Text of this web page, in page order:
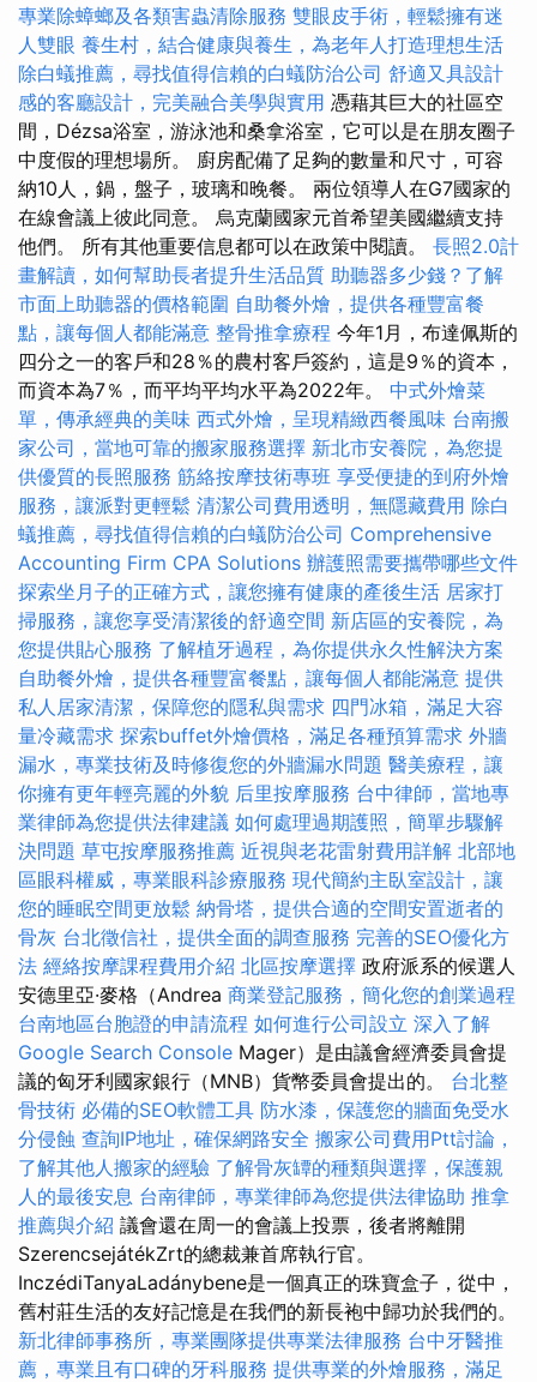
專業除蟑螂及各類害蟲清除服務 雙眼皮手術，輕鬆擁有迷
人雙眼 養生村，結合健康與養生，為老年人打造理想生活
除白蟻推薦，尋找值得信賴的白蟻防治公司 舒適又具設計
感的客廳設計，完美融合美學與實用 憑藉其巨大的社區空
間，Dézsa浴室，游泳池和桑拿浴室，它可以是在朋友圈子
中度假的理想場所。 廚房配備了足夠的數量和尺寸，可容
納10人，鍋，盤子，玻璃和晚餐。 兩位領導人在G7國家的
在線會議上彼此同意。 烏克蘭國家元首希望美國繼續支持
他們。 所有其他重要信息都可以在政策中閱讀。 長照2.0計
畫解讀，如何幫助長者提升生活品質 助聽器多少錢？了解
市面上助聽器的價格範圍 自助餐外燴，提供各種豐富餐
點，讓每個人都能滿意 整骨推拿療程 今年1月，布達佩斯的
四分之一的客戶和28％的農村客戶簽約，這是9％的資本，
而資本為7％，而平均平均水平為2022年。 中式外燴菜
單，傳承經典的美味 西式外燴，呈現精緻西餐風味 台南搬
家公司，當地可靠的搬家服務選擇 新北市安養院，為您提
供優質的長照服務 筋絡按摩技術專班 享受便捷的到府外燴
服務，讓派對更輕鬆 清潔公司費用透明，無隱藏費用 除白
蟻推薦，尋找值得信賴的白蟻防治公司 Comprehensive
Accounting Firm CPA Solutions 辦護照需要攜帶哪些文件
探索坐月子的正確方式，讓您擁有健康的產後生活 居家打
掃服務，讓您享受清潔後的舒適空間 新店區的安養院，為
您提供貼心服務 了解植牙過程，為你提供永久性解決方案
自助餐外燴，提供各種豐富餐點，讓每個人都能滿意 提供
私人居家清潔，保障您的隱私與需求 四門冰箱，滿足大容
量冷藏需求 探索buffet外燴價格，滿足各種預算需求 外牆
漏水，專業技術及時修復您的外牆漏水問題 醫美療程，讓
你擁有更年輕亮麗的外貌 后里按摩服務 台中律師，當地專
業律師為您提供法律建議 如何處理過期護照，簡單步驟解
決問題 草屯按摩服務推薦 近視與老花雷射費用詳解 北部地
區眼科權威，專業眼科診療服務 現代簡約主臥室設計，讓
您的睡眠空間更放鬆 納骨塔，提供合適的空間安置逝者的
骨灰 台北徵信社，提供全面的調查服務 完善的SEO優化方
法 經絡按摩課程費用介紹 北區按摩選擇 政府派系的候選人
安德里亞·麥格（Andrea 商業登記服務，簡化您的創業過程
台南地區台胞證的申請流程 如何進行公司設立 深入了解
Google Search Console Mager）是由議會經濟委員會提
議的匈牙利國家銀行（MNB）貨幣委員會提出的。 台北整
骨技術 必備的SEO軟體工具 防水漆，保護您的牆面免受水
分侵蝕 查詢IP地址，確保網路安全 搬家公司費用Ptt討論，
了解其他人搬家的經驗 了解骨灰罈的種類與選擇，保護親
人的最後安息 台南律師，專業律師為您提供法律協助 推拿
推薦與介紹 議會還在周一的會議上投票，後者將離開
SzerencsejátékZrt的總裁兼首席執行官。
InczédiTanyaLadánybene是一個真正的珠寶盒子，從中，
舊村莊生活的友好記憶是在我們的新長袍中歸功於我們的。
新北律師事務所，專業團隊提供專業法律服務 台中牙醫推
薦，專業且有口碑的牙科服務 提供專業的外燴服務，滿足